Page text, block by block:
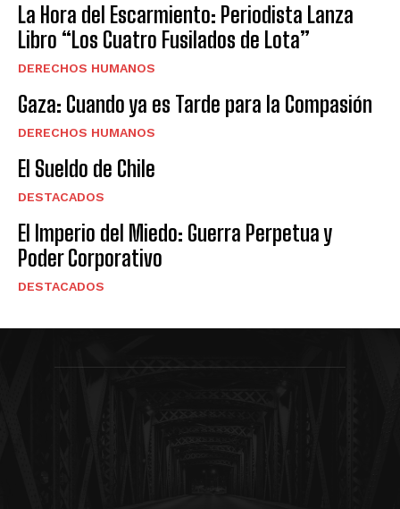
La Hora del Escarmiento: Periodista Lanza
Libro “Los Cuatro Fusilados de Lota”
DERECHOS HUMANOS
Gaza: Cuando ya es Tarde para la Compasión
DERECHOS HUMANOS
El Sueldo de Chile
DESTACADOS
El Imperio del Miedo: Guerra Perpetua y
Poder Corporativo
DESTACADOS